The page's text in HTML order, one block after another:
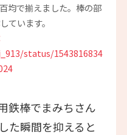
均で揃えました。棒の部
ています。
status/1543816834
鉄棒でまみちさん
た瞬間を抑えると